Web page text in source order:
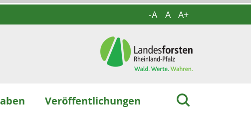
-A A A+
Veröffentlichungen